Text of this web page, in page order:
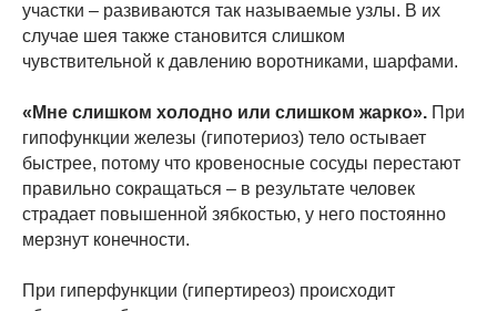
участки – развиваются так называемые узлы. В их
случае шея также становится слишком
чувствительной к давлению воротниками, шарфами.
«Мне слишком холодно или слишком жарко». При
гипофункции железы (гипотериоз) тело остывает
быстрее, потому что кровеносные сосуды перестают
правильно сокращаться – в результате человек
страдает повышенной зябкостью, у него постоянно
мерзнут конечности.
При гиперфункции (гипертиреоз) происходит